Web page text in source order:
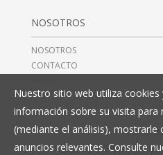
NOSOTROS
NOSOTROS
CONTACTO
AVISO
TÉRMINOS Y
Nuestro sitio web utiliza
información sobre su visita
(mediante el análisis), mostrarle
anuncios relevantes. Consulte